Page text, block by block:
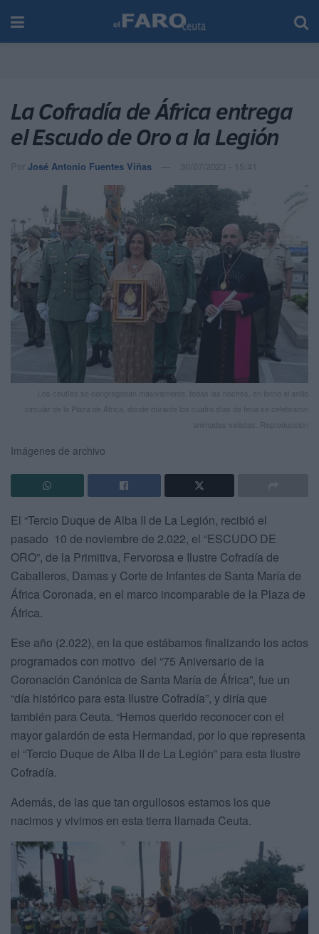
La Cofradía de África entrega
el Escudo de Oro a la Legión
Por José Antonio Fuentes Viñas 30/07/2023 - 15:41
Los ceutíes se congregaban masivamente, todas las noches, en torno al anillo
circular de la Plaza de África, donde durante los cuatro días de feria se celebraron
animadas veladas. Reproducción
Imágenes de archivo
El “Tercio Duque de Alba II de La Legión, recibió el
pasado 10 de noviembre de 2.022, el “ESCUDO DE
ORO”, de la Primitiva, Fervorosa e Ilustre Cofradía de
Caballeros, Damas y Corte de Infantes de Santa María de
África Coronada, en el marco incomparable de la Plaza de
África.
Ese año (2.022), en la que estábamos finalizando los actos
programados con motivo del “75 Aniversario de la
Coronación Canónica de Santa María de África”, fue un
“día histórico para esta Ilustre Cofradía”, y diría que
también para Ceuta. “Hemos querido reconocer con el
mayor galardón de esta Hermandad, por lo que representa
el “Tercio Duque de Alba II de La Legión” para esta Ilustre
Cofradía.
Además, de las que tan orgullosos estamos los que
nacimos y vivimos en esta tierra llamada Ceuta.